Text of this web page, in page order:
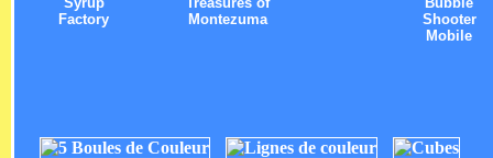
Factory
Montezuma
Shooter
Mobile